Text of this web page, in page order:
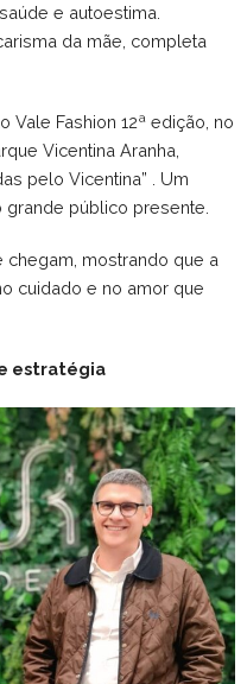
e autoestima.
da mãe, completa
Vale Fashion 12ª edição, no
Vicentina Aranha,
pelo Vicentina” . Um
público presente.
chegam, mostrando que a
cuidado e no amor que
estratégia